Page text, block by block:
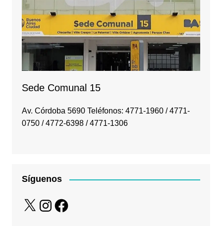
Sede Comunal 15
Av. Córdoba 5690 Teléfonos: 4771-1960 / 4771-
0750 / 4772-6398 / 4771-1306
Síguenos
X InstagramFacebook